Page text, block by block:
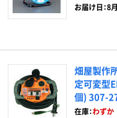
お届け日：8
畑屋製作
定可変型
個) 307-
在庫：わずか